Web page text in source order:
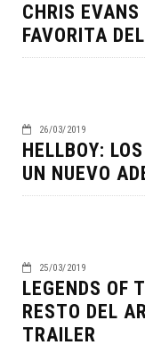
CHRIS
FAVORITA
26/03/2019
HELLBOY:
UN NUEVO
25/03/2019
LEGENDS OF
RESTO DEL
TRAILER